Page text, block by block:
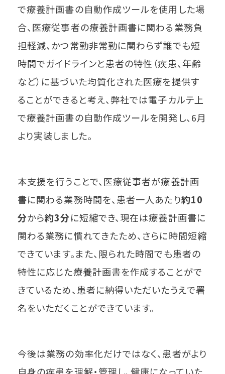
で療養計画書の自動作成ツールを使用した場
合、医療従事者の療養計画書に関わる業務負
担軽減、かつ常勤非常勤に関わらず誰でも短
時間でガイドラインと患者の特性（疾患、年齢
など）に基づいた均質化された医療を提供す
ることができると考え、弊社では電子カルテ上
で療養計画書の自動作成ツールを開発し、6月
より実装しました。
本支援を行うことで、医療従事者が療養計画
書に関わる業務時間を、患者一人あたり約10
分から約3分に短縮でき、現在は療養計画書に
関わる業務に慣れてきたため、さらに時間短縮
できています。また、限られた時間でも患者の
特性に応じた療養計画書を作成することがで
きているため、患者に納得いただいたうえで署
名をいただくことができています。
今後は業務の効率化だけではなく、患者がより
自身の疾患を理解・管理し、健康になっていた